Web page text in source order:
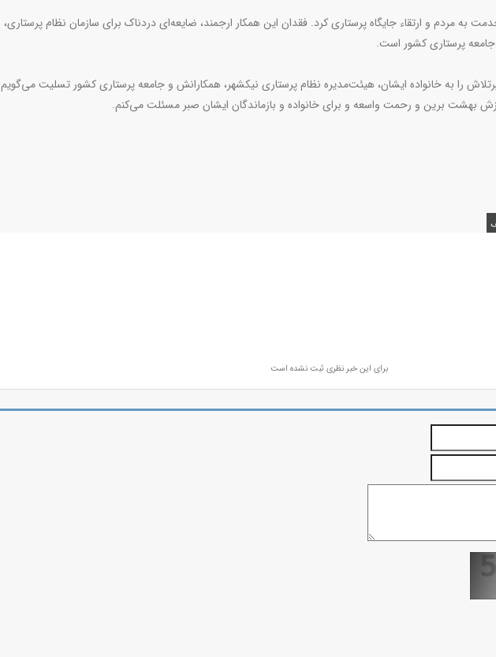
به مردم و ارتقاء جایگاه پرستاری کرد. فقدان این همکار ارجمند، ضایعه‌ای دردناک برای سازمان نظام پرستاری،
پرستاری کشور است.
را به خانواده ایشان، هیئت‌مدیره نظام پرستاری نیکشهر، همکارانش و جامعه پرستاری کشور تسلیت می‌گویم
بهشت برین و رحمت واسعه و برای خانواده و بازماندگان ایشان صبر مسئلت می‌کنم.
برای این خبر نظری ثبت نشده است